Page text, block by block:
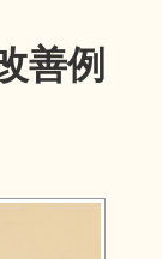
善例